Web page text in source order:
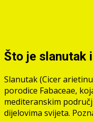
Što je slanutak
Slanutak (Cicer
porodice Fabaceae,
mediteranskim
dijelovima svijeta.